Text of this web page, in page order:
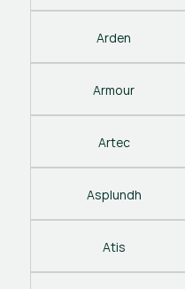
Arden
Armour
Artec
Asplundh
Atis